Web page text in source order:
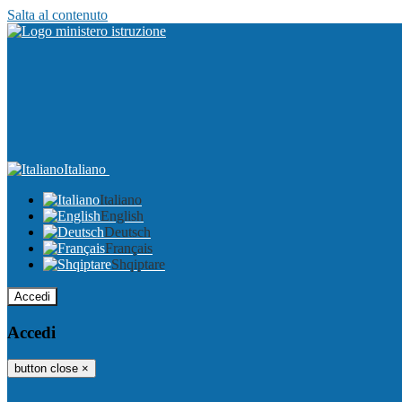
Salta al contenuto
Italiano
Italiano
English
Deutsch
Français
Shqiptare
Accedi
Accedi
button close ×